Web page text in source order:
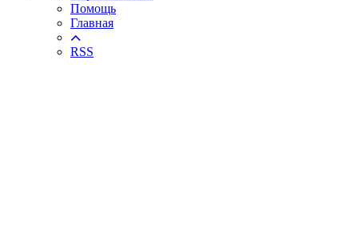
Помощь
Главная
RSS